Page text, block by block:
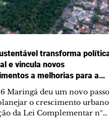
transforma
e vincula novos
a melhorias para a
Maringá deu um novo passo
o crescimento urbano
da Lei Complementar nº